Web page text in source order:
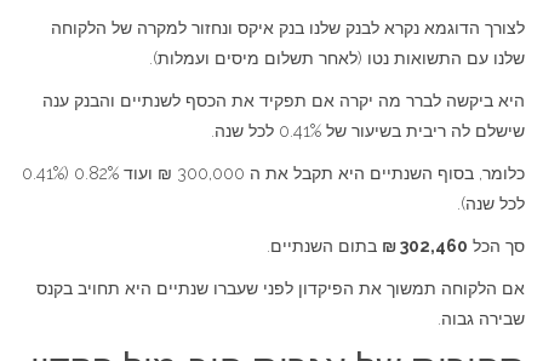
לצורך הדוגמא נקרא לבנק שלנו בנק איקס ונחזור למקרה של הלקוחה
שלנו עם התשואות נטו (לאחר תשלום מיסים ועמלות).
היא ביקשה לברר מה יקרה אם תפקיד את הכסף לשנתיים והבנק ענה
שישלם לה ריבית בשיעור של 0.41% לכל שנה.
כלומר, בסוף השנתיים היא תקבל את ה 300,000 ₪ ועוד 0.82% (0.41%
לכל שנה).
סך הכל 302,460 ₪ בתום השנתיים.
אם הלקוחה תמשוך את הפיקדון לפני שעברו שנתיים היא תחויב בקנס
שבירה גבוה.